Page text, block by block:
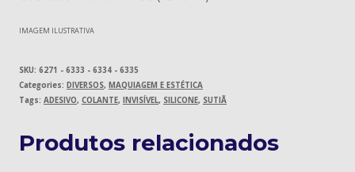
IMAGEM ILUSTRATIVA
SKU: 6271 - 6333 - 6334 - 6335
Categories: DIVERSOS, MAQUIAGEM E ESTÉTICA
Tags: ADESIVO, COLANTE, INVISÍVEL, SILICONE, SUTIÃ
Produtos relacionados